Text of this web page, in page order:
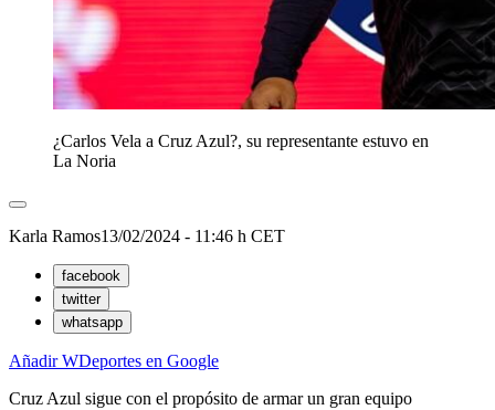
¿Carlos Vela a Cruz Azul?, su representante estuvo en
La Noria
Karla Ramos13/02/2024 - 11:46 h CET
facebook
twitter
whatsapp
Añadir WDeportes en Google
Cruz Azul sigue con el propósito de armar un gran equipo